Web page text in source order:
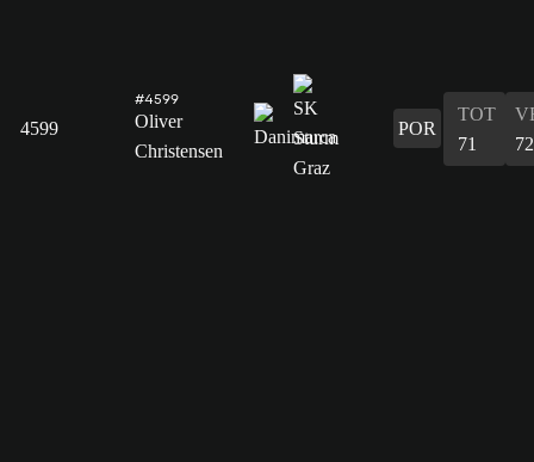
4599
#4599
Oliver
Christensen
POR
TOT
71
72